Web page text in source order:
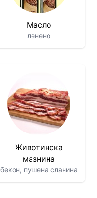
Масло
ленено
Животинска
мазнина
бекон, пушена сланина